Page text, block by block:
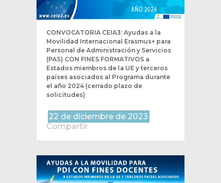
CONVOCATORIA CEIA3: Ayudas a la
Movilidad Internacional Erasmus+ para
Personal de Administración y Servicios
(PAS) CON FINES FORMATIVOS a
Estados miembros de la UE y terceros
países asociados al Programa durante
el año 2024 (cerrado plazo de
solicitudes)
22 de diciembre de 2023
Compartir